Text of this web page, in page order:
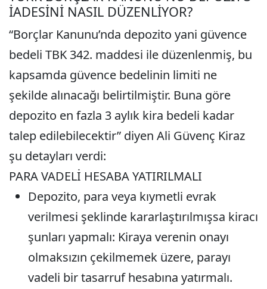
İADESİNİ NASIL DÜZENLİYOR?
“Borçlar Kanunu’nda depozito yani güvence
bedeli TBK 342. maddesi ile düzenlenmiş, bu
kapsamda güvence bedelinin limiti ne
şekilde alınacağı belirtilmiştir. Buna göre
depozito en fazla 3 aylık kira bedeli kadar
talep edilebilecektir” diyen Ali Güvenç Kiraz
şu detayları verdi:
PARA VADELİ HESABA YATIRILMALI
Depozito, para veya kıymetli evrak
verilmesi şeklinde kararlaştırılmışsa kiracı
şunları yapmalı: Kiraya verenin onayı
olmaksızın çekilmemek üzere, parayı
vadeli bir tasarruf hesabına yatırmalı.